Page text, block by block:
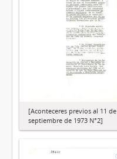
[Aconteceres previos al 11 de
septiembre de 1973 N°2]